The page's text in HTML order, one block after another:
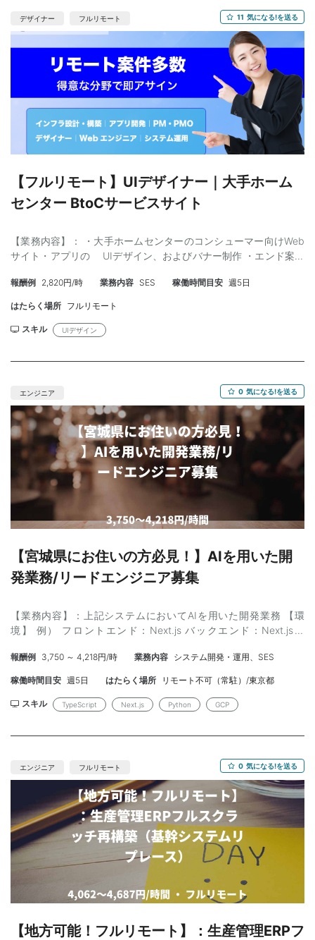
発経験 3年以上 ・他言語含む開発経験4年以上 ・設計経験3年以上
・リモート対応にてしっかりコミュニケーション取れること（即
レスなど） ＜尚可＞ ・チームでの開発経験 ・障害などの切り分け
などが得意な方 【作業場所】：虎ノ門駅 ※フルリモート 【参画
時期】： 即日 ～ 長期 【単価】：70-80万ぐらいを想定 ※ス
キルによって上振れ可能ですがスキル相応か見ます 【募集人
数】：1名 【面談】：1回WEB ※弊社同席 【精算】：140-180h
【勤務時間】：10:00 - 19:00 ※調整可能 【年齢】：30代まで(ス
キル次第で40代可能) 【外国籍】：不可 【商流】： 【備考】：弊
社実績有 （管理番号：NKT20260512-01）
デザイナー フルリモート 11 気になる!を送る
【フルリモート】UIデザイナー｜大手ホーム
センター BtoCサービスサイト
【業務内容】： ・大手ホームセンターのコンシューマー向けWeb
サイト・アプリの UIデザイン、およびバナー制作 ・エンド案件
戦略を理解したうえで、事業担当者との仕様確認から制作完遂
までを自律的に担当 ※コーディングは別担当が実施 【技術環
ル】： ＜必須＞ ・Webサイト/アプリのUIデザイン実務経験 ・ワ
ら考え、積極的に行動できる方） ・自宅でのテレワークが可能な
ングの経験 ・ロゴ、イラストの制作スキル ・Mac/Figmaの利用経
験 ・JIRA/Confluence、Gitの利用経験 ・最近のBtoCサイト制作に
おけるトレンドへの理解 【作業場所】：フルリモート（クライア
ント拠点：渋谷区） 【参画時期】：調整可 【単価】：45万円程度
（スキルに応じて調整） 【募集人数】：1名 【面談】：WEB1回
【精算】：確認中 【勤務時間】：9:00～18:00 【年齢】：50歳く
らいまで 【外国籍】：不可 【商流】：制限なし 【備考】：1社先
案件
報酬例 2,820円/時 業務内容 SES 稼働時間目安 週5日
はたらく場所 フルリモート
スキル UIデザイン
エンジニア 0 気になる!を送る
【宮城県にお住いの方必見！】AIを用いた開
発業務/リードエンジニア募集
【業務内容】：上記システムにおいてAIを用いた開発業務 【環
境】 例） フロントエンド：Next.js バックエンド：Next.js、
Google 【スキル】： ＜必須＞ ・テックリード経験（管理経験）3
年以上 ・業界経験5年以上 ・Next.js 開発経験2年以上 ・
・Python開発3年以上 【作業場所】：仙台市近辺 ※常駐となりま
【募集人数】：1名（以後追加の可能性あり） 【面談】：対面1回
し 【備考】： ・服装自由 ・PC貸与可能
報酬例 3,750 ～ 4,218円/時 業務内容 システム開発・運用、SES
稼働時間目安 週5日 はたらく場所 リモート不可（常駐）/東京都
スキル TypeScript Next.js Python GCP
エンジニア フルリモート 0 気になる!を送る
【地方可能！フルリモート】：生産管理ERPフ